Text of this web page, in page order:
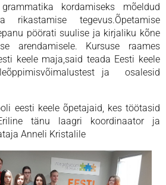
kordamiseks mõeldud
tegevus.Õpetamise
pöörati suulise ja kirjaliku kõne
arendamisele. Kursuse raames
keele maja,said teada Eesti keele
ja osalesid
eesti keele õpetajaid, kes töötasid
tänu laagri koordinaator ja
Anneli Kristalile